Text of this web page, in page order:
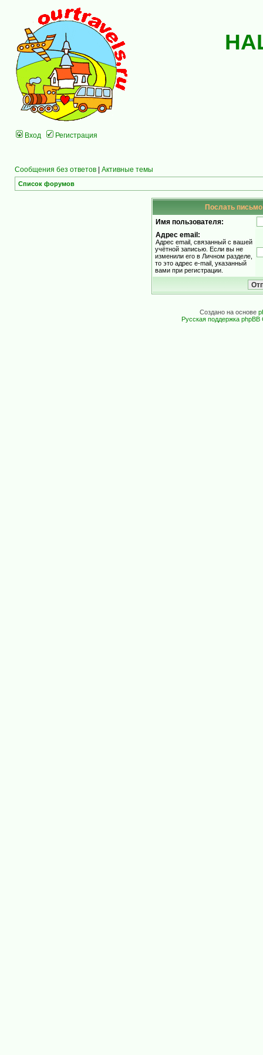
Вход Регистрация
Сообщения без ответов | Активные темы
Список форумов
Послать письмо
Имя пользователя:
Адрес email:
Адрес email, связанный с вашей
учётной записью. Если вы не
изменили его в Личном разделе,
то это адрес e-mail, указанный
вами при регистрации.
Создано на основе
Русская поддержка phpBB